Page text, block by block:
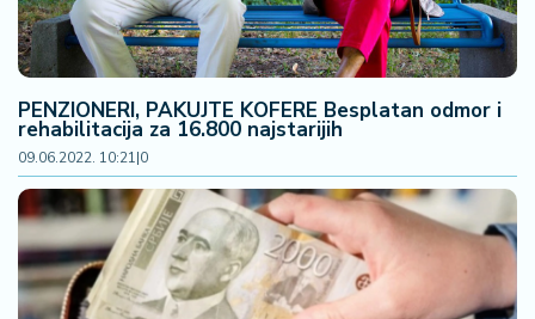
PENZIONERI, PAKUJTE KOFERE Besplatan odmor i
rehabilitacija za 16.800 najstarijih
09.06.2022. 10:21|0